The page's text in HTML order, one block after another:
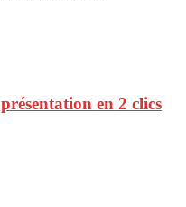
en 2 clics